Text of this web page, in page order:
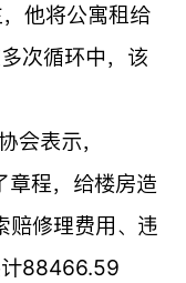
他将公寓租给
次循环中，该
会表示，
章程，给楼房造
赔修理费用、违
计88466.59